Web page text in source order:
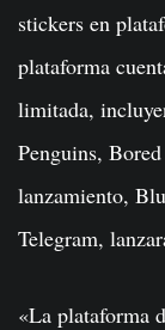
stickers en
plataforma
limitada,
Penguins,
lanzamiento,
Telegram,
«La plataforma